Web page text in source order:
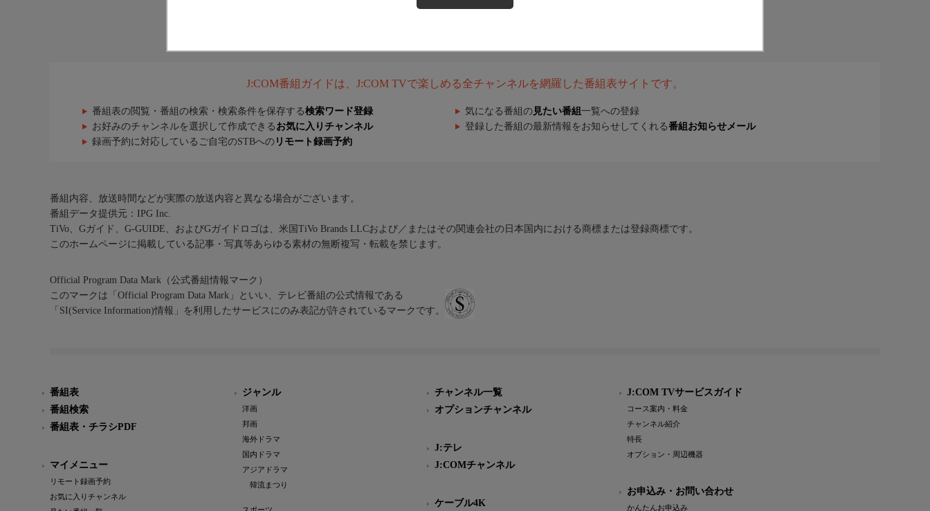
J:COM番組ガイドは、J:COM TVで楽しめる全チャンネルを網羅した番組表サイトです。
番組表の閲覧・番組の検索・検索条件を保存する検索ワード登録 気になる番組の 見たい番組 一覧への登録
お好みのチャンネルを選択して作成できる お気に入りチャンネル 登録した番組の最新情報をお知らせしてくれる番組お知らせメール
録画予約に対応しているご自宅のSTBへの リモート録画予約
番組内容、放送時間などが実際の放送内容と異なる場合がございます。
番組データ提供元：IPG Inc.
TiVo、Gガイド、G-GUIDE、およびGガイドロゴは、米国TiVo Brands LLCおよび／またはその関連会社の日本国内における商標または登録商標です。
このホームページに掲載している記事・写真等あらゆる素材の無断複写・転載を禁じます。
Official Program Data Mark（公式番組情報マーク）
このマークは「Official Program Data Mark」といい、テレビ番組の公式情報である
「SI(Service Information)情報」を利用したサービスにのみ表記が許されているマークです。
番組表
番組検索
番組表・チラシPDF
マイメニュー
リモート録画予約
お気に入りチャンネル
ジャンル
洋画
邦画
海外ドラマ
国内ドラマ
アジアドラマ
韓流まつり
チャンネル一覧
オプションチャンネル
J:テレ
J:COMチャンネル
ケーブル4K
J:COM TVサービスガイド
コース案内・料金
チャンネル紹介
特長
オプション・周辺機器
お申込み・お問い合わせ
かんたんお申込み